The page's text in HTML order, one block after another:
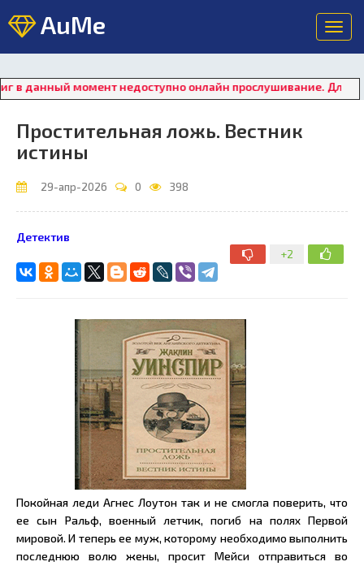
AuMe
момент недоступно онлайн прослушивание. Для
Простительная ложь. Вестник
истины
29-апр-2026 0 398
+2
Детектив
Покойная леди Агнес Лоутон так и не смогла поверить, что
ее сын Ральф, военный летчик, погиб на полях Первой
мировой. И теперь ее муж, которому необходимо выполнить
последнюю волю жены, просит Мейси отправиться во